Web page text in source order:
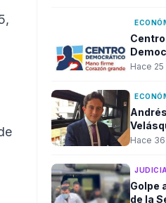
Centro
30
Hace 25
la
Hace
Golpe
de la